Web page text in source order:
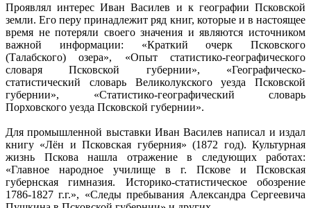
Проявлял интерес Иван Василев и к географии Псковской
земли. Его перу принадлежит ряд книг, которые и в настоящее
время не потеряли своего значения и являются источником
важной информации: «Краткий очерк Псковского
(Талабского) озера», «Опыт статистико-географического
словаря Псковской губернии», «Географическо-
статистический словарь Великолукского уезда Псковской
губернии», «Статистико-географический словарь
Порховского уезда Псковской губернии».
Для промышленной выставки Иван Василев написал и издал
книгу «Лён и Псковская губерния» (1872 год). Культурная
жизнь Пскова нашла отражение в следующих работах:
«Главное народное училище в г. Пскове и Псковская
губернская гимназия. Историко-статистическое обозрение
1786-1827 г.г.», «Следы пребывания Александра Сергеевича